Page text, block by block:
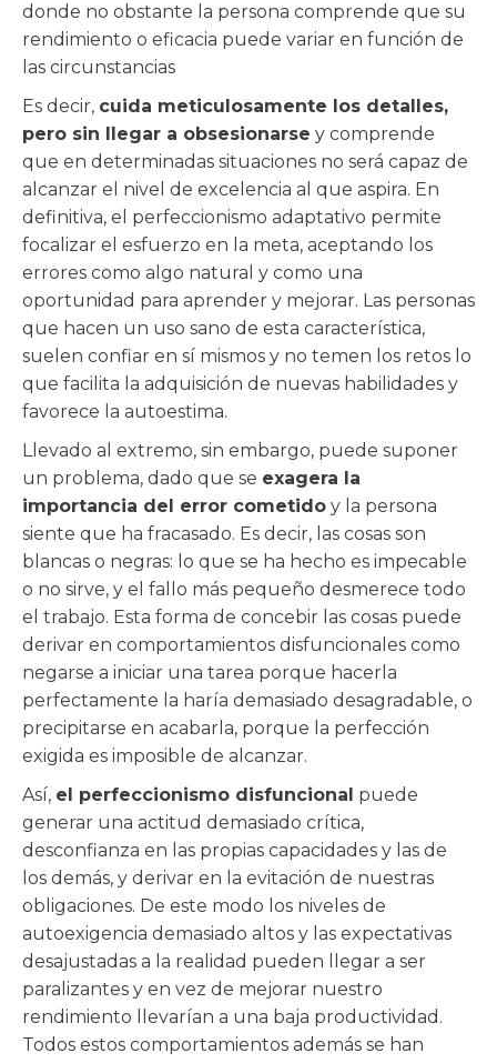
donde no obstante la persona comprende que su
rendimiento o eficacia puede variar en función de
las circunstancias
Es decir, cuida meticulosamente los detalles,
pero sin llegar a obsesionarse y comprende
que en determinadas situaciones no será capaz de
alcanzar el nivel de excelencia al que aspira. En
definitiva, el perfeccionismo adaptativo permite
focalizar el esfuerzo en la meta, aceptando los
errores como algo natural y como una
oportunidad para aprender y mejorar. Las personas
que hacen un uso sano de esta característica,
suelen confiar en sí mismos y no temen los retos lo
que facilita la adquisición de nuevas habilidades y
favorece la autoestima.
Llevado al extremo, sin embargo, puede suponer
un problema, dado que se exagera la
importancia del error cometido y la persona
siente que ha fracasado. Es decir, las cosas son
blancas o negras: lo que se ha hecho es impecable
o no sirve, y el fallo más pequeño desmerece todo
el trabajo. Esta forma de concebir las cosas puede
derivar en comportamientos disfuncionales como
negarse a iniciar una tarea porque hacerla
perfectamente la haría demasiado desagradable, o
precipitarse en acabarla, porque la perfección
exigida es imposible de alcanzar.
Así, el perfeccionismo disfuncional puede
generar una actitud demasiado crítica,
desconfianza en las propias capacidades y las de
los demás, y derivar en la evitación de nuestras
obligaciones. De este modo los niveles de
autoexigencia demasiado altos y las expectativas
desajustadas a la realidad pueden llegar a ser
paralizantes y en vez de mejorar nuestro
rendimiento llevarían a una baja productividad.
Todos estos comportamientos además se han